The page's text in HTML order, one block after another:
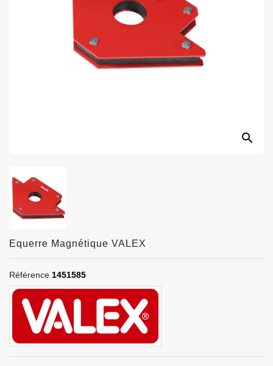
search
Equerre Magnétique VALEX
Référence 1451585